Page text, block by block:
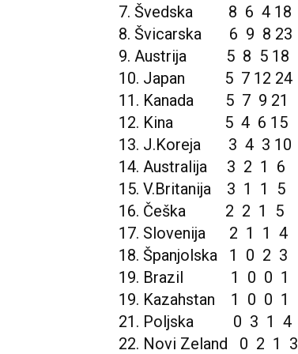
7. Švedska 8 6 4 18
8. Švicarska 6 9 8 23
9. Austrija 5 8 5 18
10. Japan 5 7 12 24
11. Kanada 5 7 9 21
12. Kina 5 4 6 15
13. J.Koreja 3 4 3 10
14. Australija 3 2 1 6
15. V.Britanija 3 1 1 5
16. Češka 2 2 1 5
17. Slovenija 2 1 1 4
18. Španjolska 1 0 2 3
19. Brazil 1 0 0 1
19. Kazahstan 1 0 0 1
21. Poljska 0 3 1 4
22. Novi Zeland 0 2 1 3